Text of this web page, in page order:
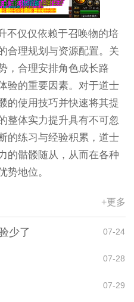
不仅仅依赖于召唤物的培
合理规划与资源配置。关
，合理安排角色成长路
验的重要因素。对于道士
的使用技巧并快速将其提
整体实力提升具有不可忽
的练习与经验积累，道士
的骷髅随从，从而在各种
势地位。
+更多
少了 07-24
07-28
07-29